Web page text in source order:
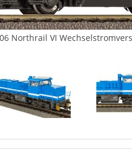
Northrail VI